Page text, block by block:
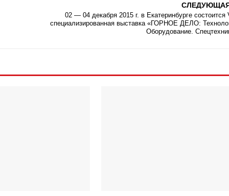
02 — 04 декабря 2015 г. в Екатеринбурге состоится
специализированная выставка «ГОРНОЕ ДЕЛО:
Оборудование.